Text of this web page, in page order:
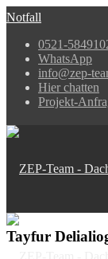
Notfall
0521-
WhatsApp
info@zep-
Hier chatten
Projekt-
Tayfur